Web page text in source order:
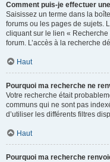
Comment puis-je effectuer
Saisissez un terme dans la
forums ou les pages de sujets.
cliquant sur le lien «
forum. L’accès à la recherche
Haut
Pourquoi ma recherche ne
Votre recherche était
communs qui ne sont pas
d’utiliser les différents filtres
Haut
Pourquoi ma recherche